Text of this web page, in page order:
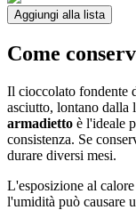
Aggiungi alla lista
Come
Il cioccolato fondente
asciutto, lontano dalla
armadietto è l'ideale
consistenza. Se
durare diversi mesi.
L'esposizione al
l'umidità può causare